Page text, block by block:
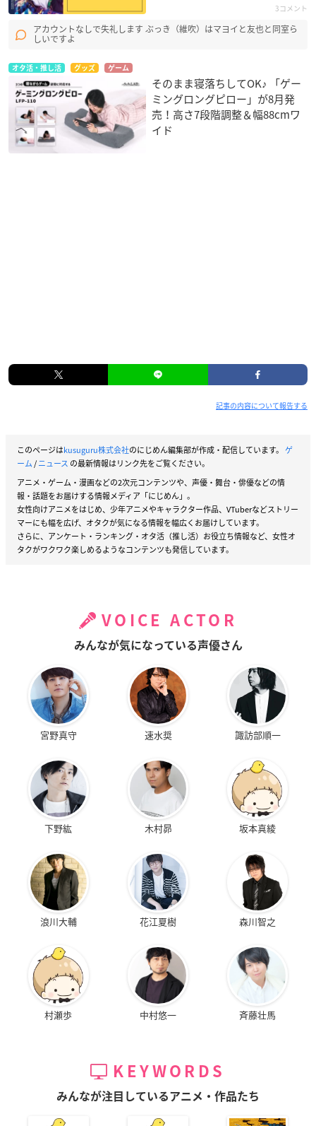
3コメント
アカウントなしで失礼します ぶっき（維吹）はマヨイと友也と同室ら
しいですよ
オタ活・推し活 グッズ ゲーム
そのまま寝落ちしてOK♪ 「ゲー
ミングロングピロー」が8月発
売！高さ7段階調整＆幅88cmワ
イド
記事の内容について報告する
このページはkusuguru株式会社のにじめん編集部が作成・配信しています。 ゲ
ーム/ニュース の最新情報はリンク先をご覧ください。
アニメ・ゲーム・漫画などの2次元コンテンツや、声優・舞台・俳優などの情
報・話題をお届けする情報メディア「にじめん」。
女性向けアニメをはじめ、少年アニメやキャラクター作品、VTuberなどストリー
マーにも幅を広げ、オタクが気になる情報を幅広くお届けしています。
さらに、アンケート・ランキング・オタ活（推し活）お役立ち情報など、女性オ
タクがワクワク楽しめるようなコンテンツも発信しています。
VOICE ACTOR
みんなが気になっている声優さん
宮野真守 速水奨 諏訪部順一
下野紘 木村昴 坂本真綾
浪川大輔 花江夏樹 森川智之
村瀬歩 中村悠一 斉藤壮馬
KEYWORDS
みんなが注目しているアニメ・作品たち